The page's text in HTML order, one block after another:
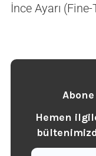
İnce Ayarı
Hemen
b